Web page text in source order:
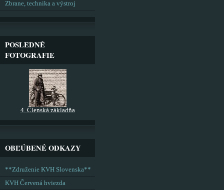
Zbrane, technika a výstroj
POSLEDNÉ
FOTOGRAFIE
4. Členská základňa
OBĽÚBENÉ ODKAZY
**Združenie KVH Slovenska**
KVH Červená hviezda